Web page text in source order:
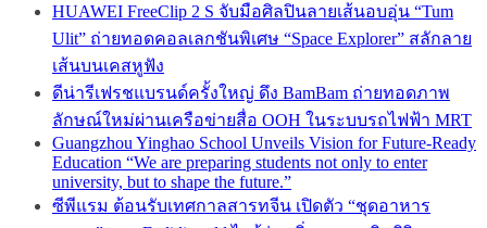
HUAWEI FreeClip 2 S จับมือศิลปินลายเส้นอบอุ่น “Tum
Ulit” ถ่ายทอดคอลเลกชันพิเศษ “Space Explorer” สลักลาย
เส้นบนเคสหูฟัง
ดีน่ารีเฟรชแบรนด์ครั้งใหญ่ ดึง BamBam ถ่ายทอดภาพ
ลักษณ์ใหม่ผ่านเครือข่ายสื่อ OOH ในระบบรถไฟฟ้า MRT
Guangzhou Yinghao School Unveils Vision for Future-Ready
Education “We are preparing students not only to enter
university, but to shape the future.”
ซีพีแรม ต้อนรับเทศกาลสารทจีน เปิดตัว “ชุดอาหาร